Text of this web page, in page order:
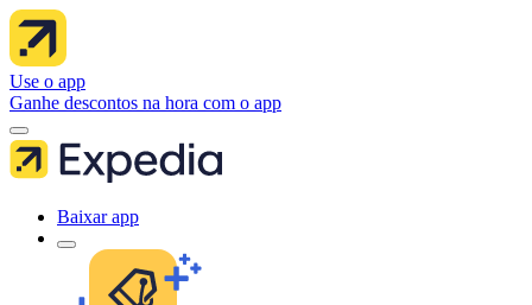
Use o app
Ganhe descontos na hora com o app
Baixar app